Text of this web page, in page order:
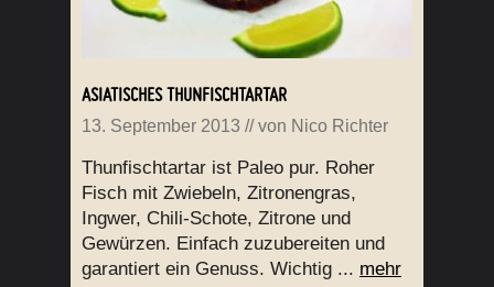
ASIATISCHES THUNFISCHTARTAR
13. September 2013 // von Nico Richter
Thunfischtartar ist Paleo pur. Roher
Fisch mit Zwiebeln, Zitronengras,
Ingwer, Chili-Schote, Zitrone und
Gewürzen. Einfach zuzubereiten und
garantiert ein Genuss. Wichtig ... mehr